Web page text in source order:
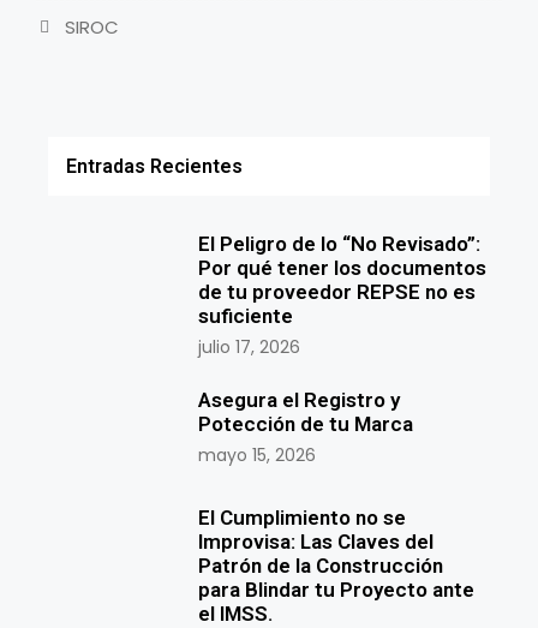
SIROC
Entradas Recientes
El Peligro de lo “No Revisado”:
Por qué tener los documentos
de tu proveedor REPSE no es
suficiente
julio 17, 2026
Asegura el Registro y
Potección de tu Marca
mayo 15, 2026
El Cumplimiento no se
Improvisa: Las Claves del
Patrón de la Construcción
para Blindar tu Proyecto ante
el IMSS.